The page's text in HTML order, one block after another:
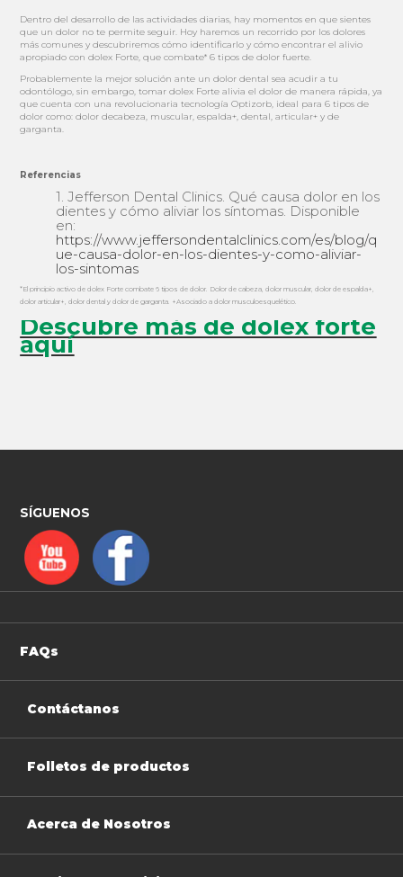
Dentro del desarrollo de las actividades diarias, hay momentos en que sientes
que un dolor no te permite seguir. Hoy haremos un recorrido por los dolores
más comunes y descubriremos cómo identificarlo y cómo encontrar el alivio
apropiado con dolex Forte, que combate* 6 tipos de dolor fuerte.
Probablemente la mejor solución ante un dolor dental sea acudir a tu
odontólogo, sin embargo, tomar dolex Forte alivia el dolor de manera rápida, ya
que cuenta con una revolucionaria tecnología Optizorb, ideal para 6 tipos de
dolor como: dolor decabeza, muscular, espalda+, dental, articular+ y de
garganta.
Referencias
1. Jefferson Dental Clinics. Qué causa dolor en los
dientes y cómo aliviar los síntomas. Disponible
en:
https://www.jeffersondentalclinics.com/es/blog/q
ue-causa-dolor-en-los-dientes-y-como-aliviar-
los-sintomas
*El principio activo de dolex Forte combate 6 tipos de dolor. Dolor de cabeza, dolor muscular, dolor de espalda+,
dolor articular+, dolor dental y dolor de garganta. +Asociado a dolor musculoesquelético.
Descubre más de dolex forte
aquí
SÍGUENOS
FAQs
Contáctanos
Folletos de productos
Acerca de Nosotros